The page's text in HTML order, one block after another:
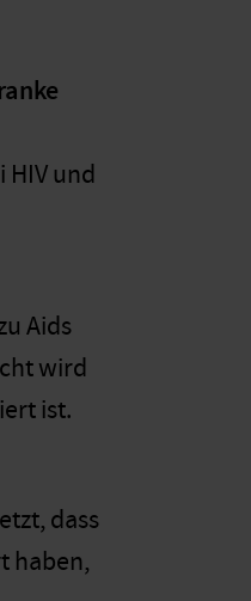
und
Aids
wird
ist.
dass
haben,